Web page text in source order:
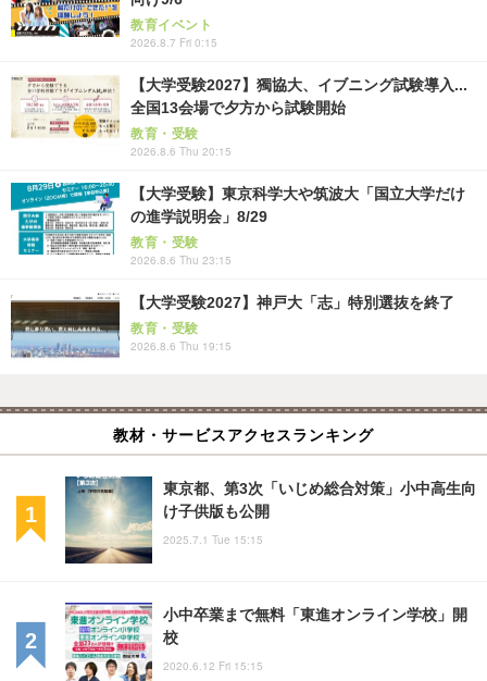
教育イベント
2026.8.7 Fri 0:15
【大学受験2027】獨協大、イブニング試験導入...
全国13会場で夕方から試験開始
教育・受験
2026.8.6 Thu 20:15
【大学受験】東京科学大や筑波大「国立大学だけ
の進学説明会」8/29
教育・受験
2026.8.6 Thu 23:15
【大学受験2027】神戸大「志」特別選抜を終了
教育・受験
2026.8.6 Thu 19:15
教材・サービスアクセスランキング
東京都、第3次「いじめ総合対策」小中高生向
け子供版も公開
2025.7.1 Tue 15:15
小中卒業まで無料「東進オンライン学校」開
校
2020.6.12 Fri 15:15